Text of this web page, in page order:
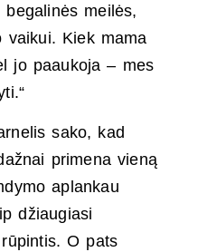
begalinės meilės,
vaikui. Kiek mama
jo paaukoja – mes
sako, kad
primena vieną
aplankau
džiaugiasi
O pats